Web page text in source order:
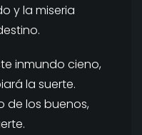
y la miseria
inmundo cieno,
la suerte.
de los buenos,